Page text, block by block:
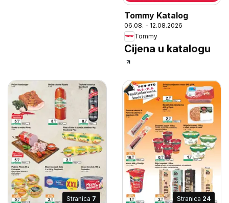
Tommy Katalog
06.08. - 12.08.2026
Tommy
Cijena u katalogu
Stranica 7 Stranica 24